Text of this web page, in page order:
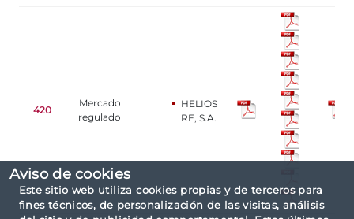
Aviso de cookies
Este sitio web utiliza cookies propias y de terceros para
fines técnicos, de personalización de las visitas, análisis
420
Mercado
regulado
HELIOS
RE, S.A.